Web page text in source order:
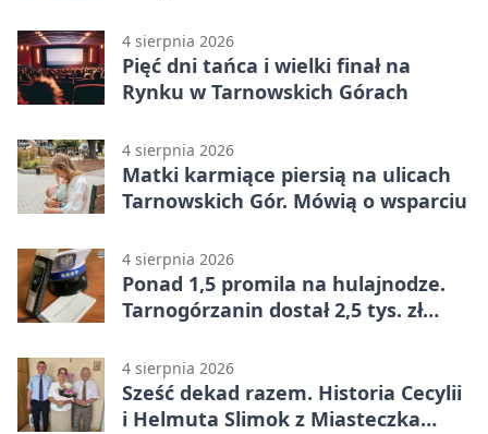
4 sierpnia 2026
Pięć dni tańca i wielki finał na
Rynku w Tarnowskich Górach
4 sierpnia 2026
Matki karmiące piersią na ulicach
Tarnowskich Gór. Mówią o wsparciu
4 sierpnia 2026
Ponad 1,5 promila na hulajnodze.
Tarnogórzanin dostał 2,5 tys. zł
4 sierpnia 2026
Sześć dekad razem. Historia Cecylii
i Helmuta Slimok z Miasteczka